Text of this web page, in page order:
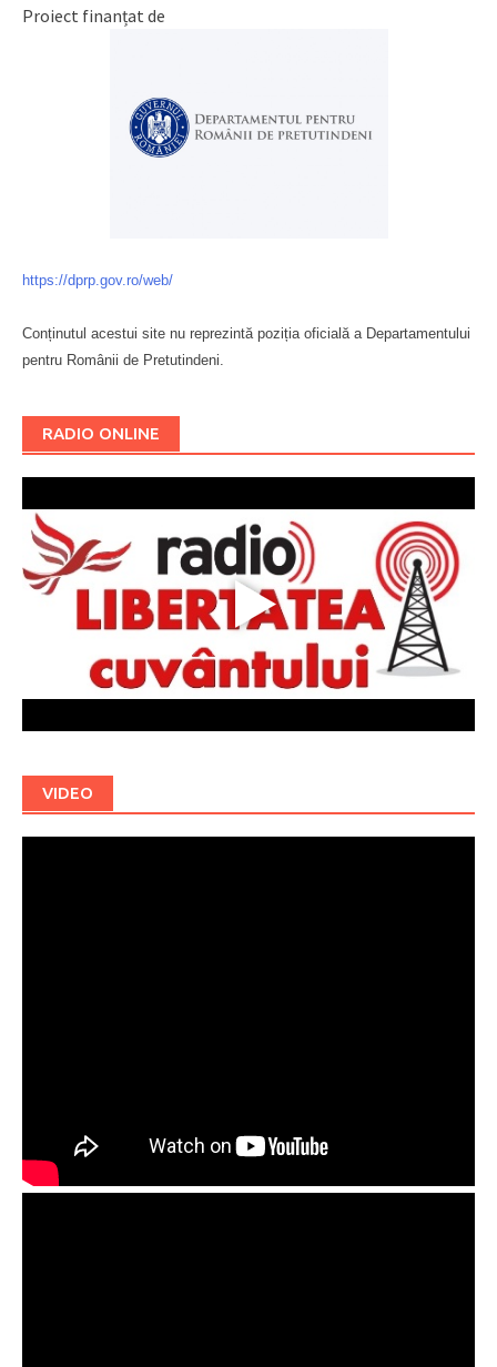
Proiect finanțat de
https://dprp.gov.ro/web/
Conținutul acestui site nu reprezintă poziția oficială a Departamentului
pentru Românii de Pretutindeni.
RADIO ONLINE
VIDEO